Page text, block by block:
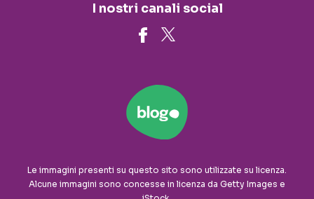
I nostri canali social
Le immagini presenti su questo sito sono utilizzate su licenza.
Alcune immagini sono concesse in licenza da Getty Images e